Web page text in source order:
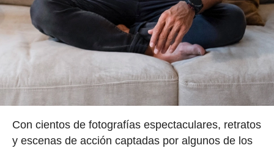
Con cientos de fotografías espectaculares, retratos
y escenas de acción captadas por algunos de los